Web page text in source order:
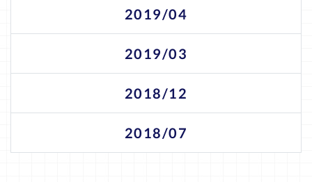
2019/04
2019/03
2018/12
2018/07